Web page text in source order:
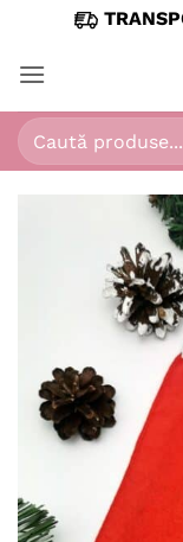
content
Caută
după: